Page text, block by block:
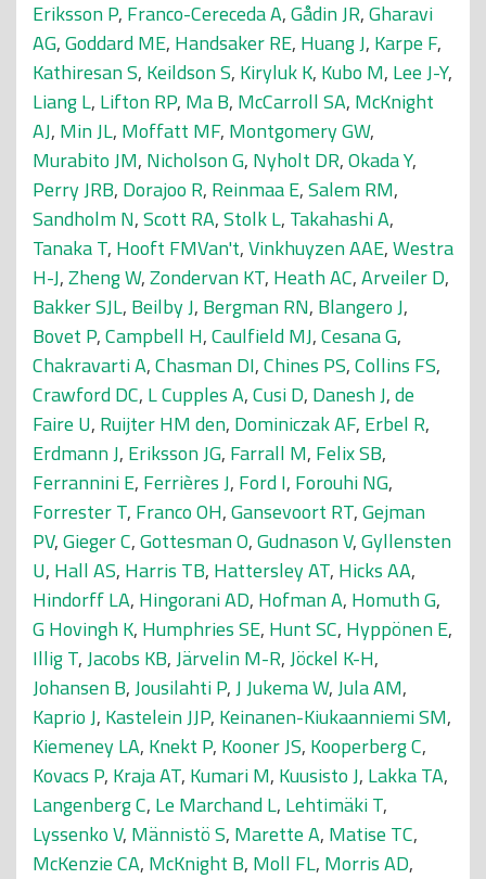
Eriksson P, Franco-Cereceda A,Gådin JR,Gharavi
AG,Goddard ME, Handsaker RE, Huang J, Karpe F,
Kathiresan S, Keildson S, Kiryluk K, Kubo M, Lee J-Y,
Liang L, Lifton RP, Ma B, McCarroll SA, McKnight
AJ, Min JL, Moffatt MF, Montgomery GW,
Murabito JM, Nicholson G, Nyholt DR,Okada Y,
Perry JRB, Dorajoo R, Reinmaa E,Salem RM,
Sandholm N,Scott RA,Stolk L, Takahashi A,
Tanaka T, Hooft FMVan't,Vinkhuyzen AAE,Westra
H-J,Zheng W,Zondervan KT, Heath AC,Arveiler D,
Bakker SJL, Beilby J, Bergman RN, Blangero J,
Bovet P,Campbell H,Caulfield MJ,Cesana G,
Chakravarti A,Chasman DI,Chines PS,Collins FS,
Crawford DC, L Cupples A,Cusi D, Danesh J,de
Faire U, Ruijter HM den, Dominiczak AF, Erbel R,
Erdmann J, Eriksson JG, Farrall M, Felix SB,
Ferrannini E, Ferrières J, Ford I, Forouhi NG,
Forrester T, Franco OH,Gansevoort RT,Gejman
PV,Gieger C,Gottesman O,Gudnason V,Gyllensten
U, Hall AS, Harris TB, Hattersley AT, Hicks AA,
Hindorff LA, Hingorani AD, Hofman A, Homuth G,
G Hovingh K, Humphries SE, Hunt SC, Hyppönen E,
Illig T,Jacobs KB,Järvelin M-R,Jöckel K-H,
Johansen B,Jousilahti P,J Jukema W,Jula AM,
Kaprio J, Kastelein JJP, Keinanen-Kiukaanniemi SM,
Kiemeney LA, Knekt P, Kooner JS, Kooperberg C,
Kovacs P, Kraja AT, Kumari M, Kuusisto J, Lakka TA,
Langenberg C, Le Marchand L, Lehtimäki T,
Lyssenko V, Männistö S, Marette A, Matise TC,
McKenzie CA, McKnight B, Moll FL, Morris AD,